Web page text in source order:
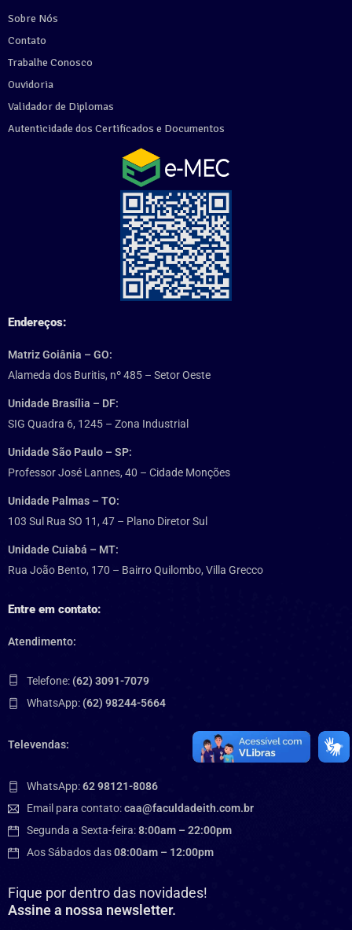
Sobre Nós
Contato
Trabalhe Conosco
Ouvidoria
Validador de Diplomas
Autenticidade dos Certificados e Documentos
Endereços:
Matriz Goiânia – GO:
Alameda dos Buritis, nº 485 – Setor Oeste
Unidade Brasília – DF:
SIG Quadra 6, 1245 – Zona Industrial
Unidade São Paulo – SP:
Professor José Lannes, 40 – Cidade Monções
Unidade Palmas – TO:
103 Sul Rua SO 11, 47 – Plano Diretor Sul
Unidade Cuiabá – MT:
Rua João Bento, 170 – Bairro Quilombo, Villa Grecco
Entre em contato:
Atendimento:
Telefone: (62) 3091-7079
WhatsApp: (62) 98244-5664
Televendas:
WhatsApp:62 98121-8086
Email para contato:caa@faculdadeith.com.br
Segunda a Sexta-feira:8:00am – 22:00pm
Aos Sábados das08:00am – 12:00pm
Fique por dentro das novidades!
Assine a nossa newsletter.